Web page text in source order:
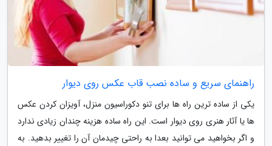
راهنمای سریع و ساده نصب قاب عکس روی دیوار
یکی از ساده ترین راه ها برای تنو دکوراسیون منزل، آویزان کردن عکس
ها یا آثار هنری روی دیوار است. این راه ساده هزینه چندان زیادی ندارد
و اگر بخواهید می توانید بعدا به راحتی چیدمان آن را تغییر بدهید. به